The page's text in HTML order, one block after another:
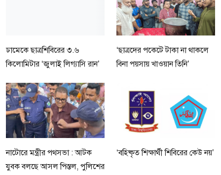
ঢামেকে ছাত্রশিবিরের ৩.৬
কিলোমিটার ‘জুলাই লিগ্যাসি রান’
‘ছাত্রদের পকেটে টাকা না থাকলে
বিনা পয়সায় খাওয়ান তিনি’
নাটোরে মন্ত্রীর পথসভা : আটক
যুবক বলছে আসল পিস্তল, পুলিশের
‘বহিষ্কৃত শিক্ষার্থী শিবিরের কেউ নয়’